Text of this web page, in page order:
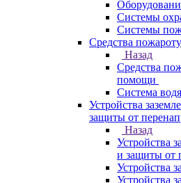
Системы
Системы
Средства
Назад
Средства
помощи
Система
Устройства
защиты от
Назад
Устройства
и защиты от
Устройства
Устройства